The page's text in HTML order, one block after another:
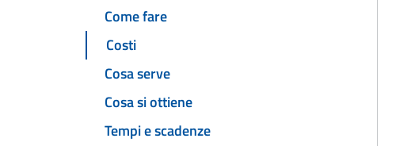
Come fare
Costi
Cosa serve
Cosa si ottiene
Tempi e scadenze